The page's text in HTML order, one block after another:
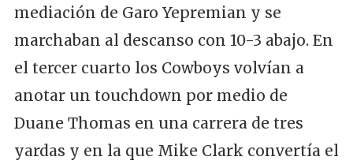
mediación de Garo Yepremian y se
marchaban al descanso con 10-3 abajo. En
el tercer cuarto los Cowboys volvían a
anotar un touchdown por medio de
Duane Thomas en una carrera de tres
yardas y en la que Mike Clark convertía el